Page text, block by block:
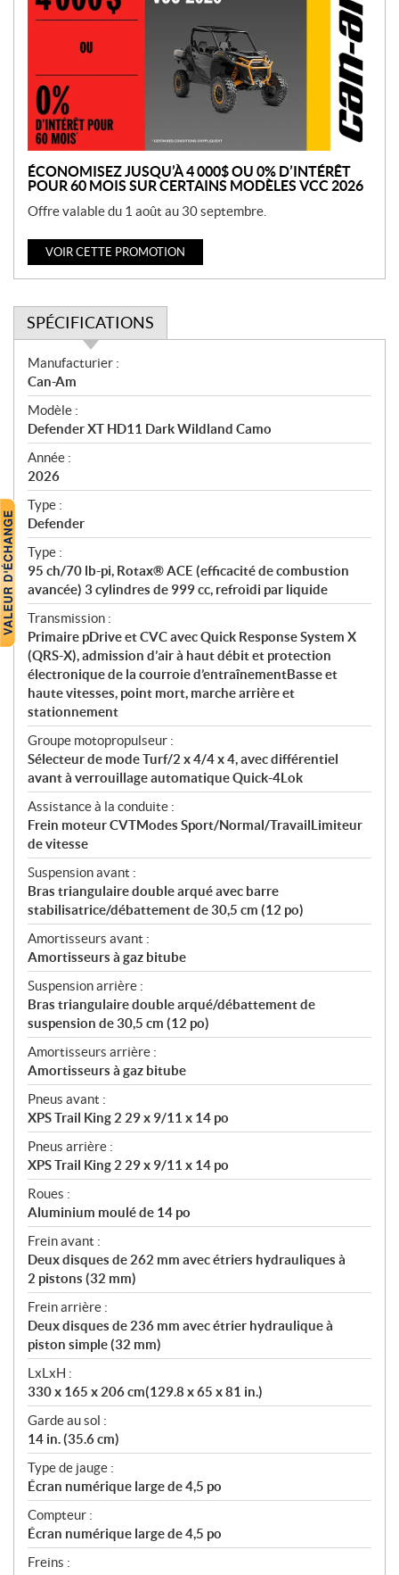
o
m
o
n
ÉCONOMISEZ JUSQU’À 4 000$ OU 0% D’INTÉRÊT
POUR 60 MOIS SUR CERTAINS MODÈLES VCC 2026
Offre valable du 1 août au 30 septembre.
VOIR CETTE PROMOTION
SPÉCIFICATIONS
S
p
é
c
i
f
i
c
a
t
i
o
n
s
Manufacturier :
Can-Am
Modèle :
Defender XT HD11 Dark Wildland Camo
Année :
2026
Type :
Defender
Type :
95 ch/70 lb-pi, Rotax® ACE (efficacité de combustion
avancée) 3 cylindres de 999 cc, refroidi par liquide
Transmission :
Primaire pDrive et CVC avec Quick Response System X
(QRS-X), admission d’air à haut débit et protection
électronique de la courroie d’entraînementBasse et
haute vitesses, point mort, marche arrière et
stationnement
Groupe motopropulseur :
Sélecteur de mode Turf/2 x 4/4 x 4, avec différentiel
avant à verrouillage automatique Quick-4Lok
Assistance à la conduite :
Frein moteur CVTModes Sport/Normal/TravailLimiteur
de vitesse
Suspension avant :
Bras triangulaire double arqué avec barre
stabilisatrice/débattement de 30,5 cm (12 po)
Amortisseurs avant :
Amortisseurs à gaz bitube
Suspension arrière :
Bras triangulaire double arqué/débattement de
suspension de 30,5 cm (12 po)
Amortisseurs arrière :
Amortisseurs à gaz bitube
Pneus avant :
XPS Trail King 2 29 x 9/11 x 14 po
Pneus arrière :
XPS Trail King 2 29 x 9/11 x 14 po
Roues :
Aluminium moulé de 14 po
Frein avant :
Deux disques de 262 mm avec étriers hydrauliques à
2 pistons (32 mm)
Frein arrière :
Deux disques de 236 mm avec étrier hydraulique à
piston simple (32 mm)
LxLxH :
330 x 165 x 206 cm(129.8 x 65 x 81 in.)
Garde au sol :
14 in. (35.6 cm)
Type de jauge :
Écran numérique large de 4,5 po
Compteur :
Écran numérique large de 4,5 po
Freins :